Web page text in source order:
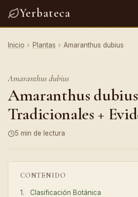
Yerbateca
Inicio › Plantas › Amaranthus dubius
Amaranthus dubius
Amaranthus
Tradicionales +
5 min de lectura
CONTENIDO
Clasificación Botánica